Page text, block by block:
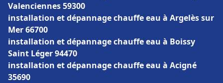
Valenciennes 59300
installation et dépannage chauffe eau à Argelès sur
Mer 66700
installation et dépannage chauffe eau à Boissy
Saint Léger 94470
installation et dépannage chauffe eau à Acigné
35690